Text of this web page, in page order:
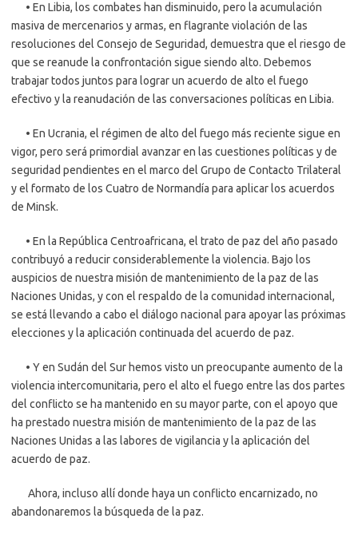
• En Libia, los combates han disminuido, pero la acumulación
masiva de mercenarios y armas, en flagrante violación de las
resoluciones del Consejo de Seguridad, demuestra que el riesgo de
que se reanude la confrontación sigue siendo alto. Debemos
trabajar todos juntos para lograr un acuerdo de alto el fuego
efectivo y la reanudación de las conversaciones políticas en Libia.
• En Ucrania, el régimen de alto del fuego más reciente sigue en
vigor, pero será primordial avanzar en las cuestiones políticas y de
seguridad pendientes en el marco del Grupo de Contacto Trilateral
y el formato de los Cuatro de Normandía para aplicar los acuerdos
de Minsk.
• En la República Centroafricana, el trato de paz del año pasado
contribuyó a reducir considerablemente la violencia. Bajo los
auspicios de nuestra misión de mantenimiento de la paz de las
Naciones Unidas, y con el respaldo de la comunidad internacional,
se está llevando a cabo el diálogo nacional para apoyar las próximas
elecciones y la aplicación continuada del acuerdo de paz.
• Y en Sudán del Sur hemos visto un preocupante aumento de la
violencia intercomunitaria, pero el alto el fuego entre las dos partes
del conflicto se ha mantenido en su mayor parte, con el apoyo que
ha prestado nuestra misión de mantenimiento de la paz de las
Naciones Unidas a las labores de vigilancia y la aplicación del
acuerdo de paz.
Ahora, incluso allí donde haya un conflicto encarnizado, no
abandonaremos la búsqueda de la paz.